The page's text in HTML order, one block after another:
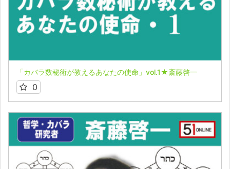
「カバラ数秘術が教えるあなたの使命」vol.1★斎藤啓一
0